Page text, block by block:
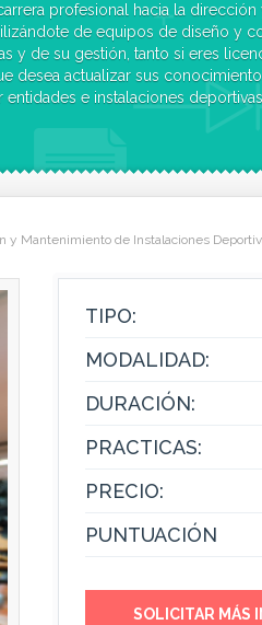
profesional hacia la
de equipos de diseño y
y de su gestión, tanto si eres
desea actualizar sus
entidades e instalaciones
y Mantenimiento de Instalaciones
TIPO:
MODALIDAD:
DURACIÓN:
PRACTICAS:
PRECIO:
PUNTUACIÓN
SOLICITAR MÁS